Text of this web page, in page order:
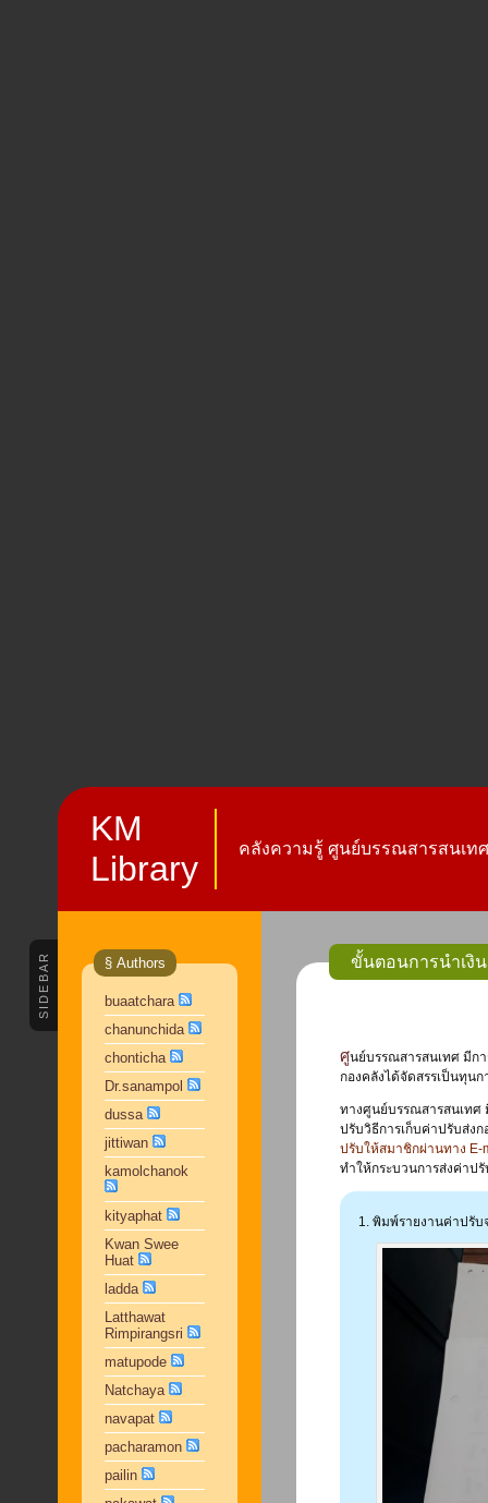
KM
Library
คลังความรู้ ศูนย์บรรณสารสนเท
SIDEBAR § Authors
buaatchara
chanunchida
chonticha
Dr.sanampol
dussa
jittiwan
kamolchanok
kityaphat
Kwan Swee
Huat
ladda
Latthawat
Rimpirangsri
matupode
Natchaya
navapat
pacharamon
pailin
ขั้นตอนการนำเงิ
ศูนย์บรรณสารสนเทศ มีการเก็บค่าปรับแก่ผู้ใช้บริการที่ค้างส่งหนังสือเกินกำหนดต่างๆ เพื่อนำส่งกองคลัง และ
กองคลังได้จัดสรรเป็นทุน
ทางศูนย์บรรณสารสนเทศ
ปรับวิธีการเก็บค่าปรับส่ง
ปรับให้สมาชิกผ่านทาง E-
ทำให้กระบวนการส่งค่าป
พิมพ์รายงานค่าปรับ